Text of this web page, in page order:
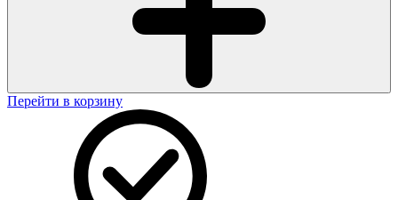
Перейти в корзину